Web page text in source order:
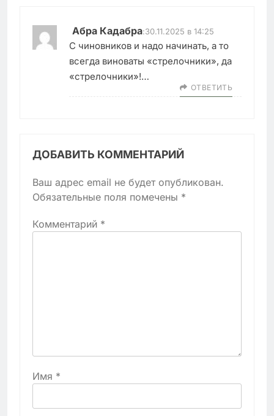
Абра Кадабра:30.11.2025 в 14:25
С чиновников и надо начинать, а то
всегда виноваты «стрелочники», да
«стрелочники»!…
ОТВЕТИТЬ
ДОБАВИТЬ КОММЕНТАРИЙ
Ваш адрес email не будет опубликован.
Обязательные поля помечены *
Комментарий *
Имя *